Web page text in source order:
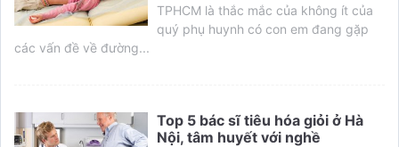
TPHCM là thắc mắc của không ít của
quý phụ huynh có con em đang gặp
các vấn đề về đường...
Top 5 bác sĩ tiêu hóa giỏi ở Hà
Nội, tâm huyết với nghề